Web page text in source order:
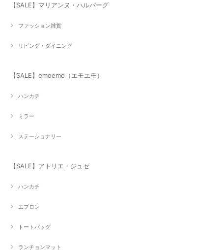
【SALE】マリアンヌ・ハルバーグ
ファッション雑貨
リビング・ダイニング
【SALE】emoemo（エモエモ）
ハンカチ
ミラー
ステーショナリー
【SALE】アトリエ・ジュゼ
ハンカチ
エプロン
トートバッグ
ランチョンマット